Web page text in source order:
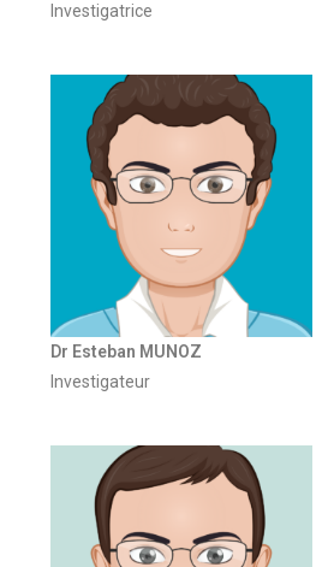
Investigatrice
Dr Esteban MUNOZ
Investigateur